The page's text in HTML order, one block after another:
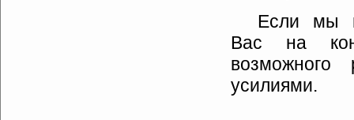
Если
мы
Вас
на
возможного
усилиями.